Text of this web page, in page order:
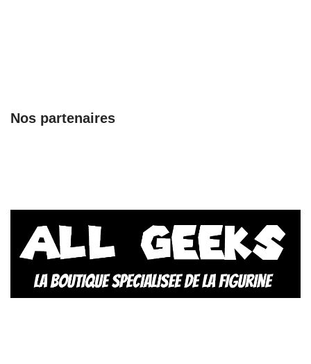
Nos partenaires